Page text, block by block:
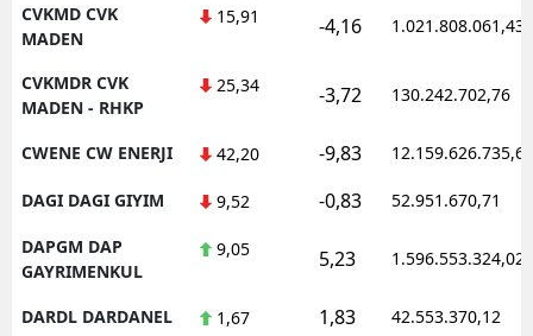
CVKMD CVK
MADEN
15,91 -4,16 1.021.808.061,43
CVKMDR CVK
MADEN - RHKP
25,34 -3,72 130.242.702,76
CWENE CW ENERJI 42,20 -9,83 12.159.626.735,62
DAGI DAGI GIYIM 9,52 -0,83 52.951.670,71
DAPGM DAP
GAYRIMENKUL
9,05 5,23 1.596.553.324,02
DARDL DARDANEL 1,67 1,83 42.553.370,12